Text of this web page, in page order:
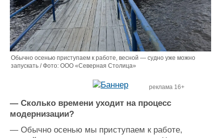
Обычно осенью приступаем к работе, весной — судно уже можно
запускать / Фото: ООО «Северная Столица»
реклама 16+
— Сколько времени уходит на процесс
модернизации?
— Обычно осенью мы приступаем к работе,